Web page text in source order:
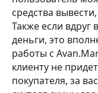
средства
Также если
деньги, это
работы с
клиенту не
покупателя, за